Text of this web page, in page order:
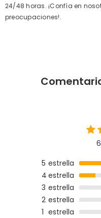
24/48 horas. ¡Confía en
preocupaciones!.
5 estrella
4 estrella
3 estrella
2 estrella
1 estrella